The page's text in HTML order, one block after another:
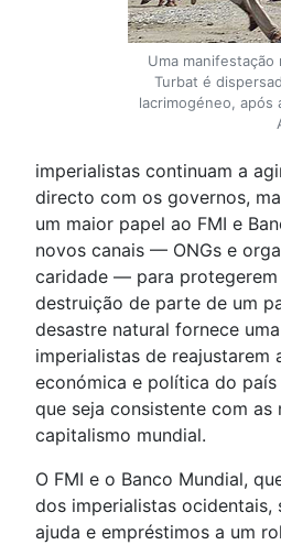
Uma
Turbat é
lacrimogéneo, após
imperialistas continuam a
directo com os governos,
um maior papel ao FMI e
novos canais — ONGs e
caridade — para protegerem
destruição de parte de um
desastre natural fornece
imperialistas de reajustarem
económica e política do
que seja consistente com as
capitalismo mundial.
O FMI e o Banco Mundial,
dos imperialistas ocidentais,
ajuda e empréstimos a um